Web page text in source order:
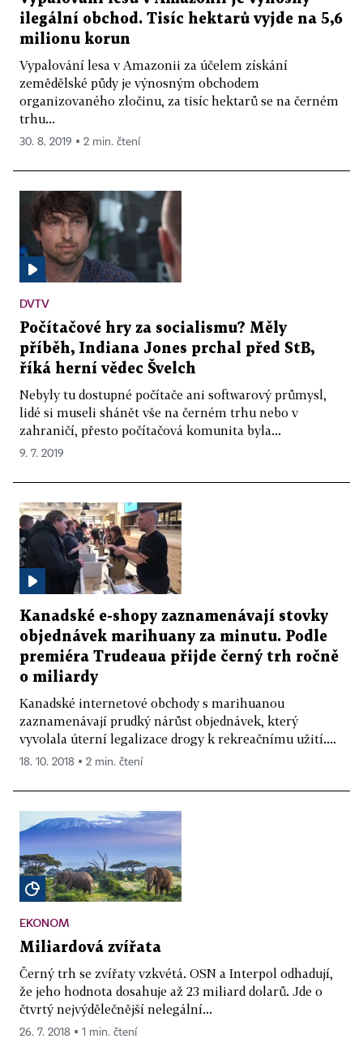
ilegální obchod. Tisíc hektarů vyjde na 5,6
milionu korun
Vypalování lesa v Amazonii za účelem získání
zemědělské půdy je výnosným obchodem
organizovaného zločinu, za tisíc hektarů se na černém
trhu...
30. 8. 2019 ▪ 2 min. čtení
DVTV
Počítačové hry za socialismu? Měly
příběh, Indiana Jones prchal před StB,
říká herní vědec Švelch
Nebyly tu dostupné počítače ani softwarový průmysl,
lidé si museli shánět vše na černém trhu nebo v
zahraničí, přesto počítačová komunita byla...
9. 7. 2019
Kanadské e-shopy zaznamenávají stovky
objednávek marihuany za minutu. Podle
premiéra Trudeaua přijde černý trh ročně
o miliardy
Kanadské internetové obchody s marihuanou
zaznamenávají prudký nárůst objednávek, který
vyvolala úterní legalizace drogy k rekreačnímu užití....
18. 10. 2018 ▪ 2 min. čtení
EKONOM
Miliardová zvířata
Černý trh se zvířaty vzkvétá. OSN a Interpol odhadují,
že jeho hodnota dosahuje až 23 miliard dolarů. Jde o
čtvrtý nejvýdělečnější nelegální...
26. 7. 2018 ▪ 1 min. čtení